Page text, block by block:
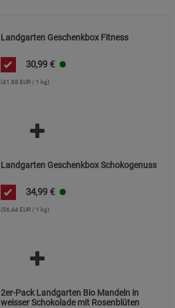
Landgarten Geschenkbox Fitness
30,99 €
(41,88 EUR / 1 kg)
Landgarten Geschenkbox Schokogenuss
34,99 €
(56,44 EUR / 1 kg)
2er-Pack Landgarten Bio Mandeln in
weisser Schokolade mit Rosenblüten